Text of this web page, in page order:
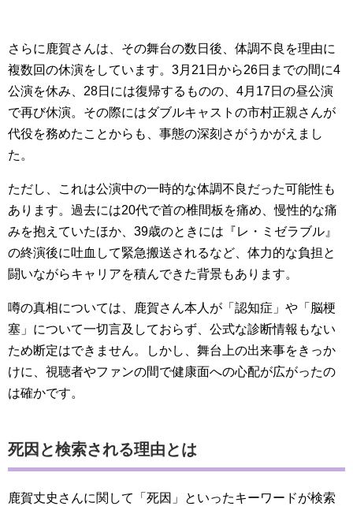
さらに鹿賀さんは、その舞台の数日後、体調不良を理由に
複数回の休演をしています。3月21日から26日までの間に4
公演を休み、28日には復帰するものの、4月17日の昼公演
で再び休演。その際にはダブルキャストの市村正親さんが
代役を務めたことからも、事態の深刻さがうかがえまし
た。
ただし、これは公演中の一時的な体調不良だった可能性も
あります。過去には20代で首の椎間板を痛め、慢性的な痛
みを抱えていたほか、39歳のときには『レ・ミゼラブル』
の終演後に吐血して緊急搬送されるなど、体力的な負担と
闘いながらキャリアを積んできた背景もあります。
噂の真相については、鹿賀さん本人が「認知症」や「脳梗
塞」について一切言及しておらず、公式な診断情報もない
ため断定はできません。しかし、舞台上の出来事をきっか
けに、視聴者やファンの間で健康面への心配が広がったの
は確かです。
死因と検索される理由とは
鹿賀丈史さんに関して「死因」といったキーワードが検索